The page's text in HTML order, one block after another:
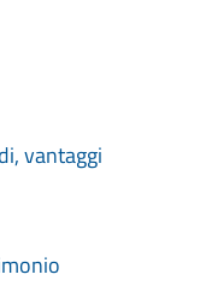
vantaggi